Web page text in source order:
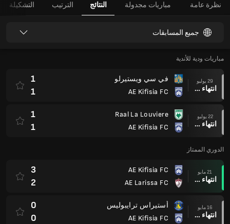
نظرة عامة مباريات مجدولة النتائج الترتيب التشكيلة
جميع المسابقات
مباريات ودية للأندية
29 يوليو
انتهاء وقت المباراة
في سي ويستيرلو
AE Kifisia FC
1
1
22 يوليو
انتهاء وقت المباراة
Raal La Louviere
AE Kifisia FC
1
1
الدوري الممتاز
21 مايو
انتهاء وقت المباراة
AE Kifisia FC
AE Larissa FC
3
2
16 مايو
انتهاء وقت المباراة
أستيراس ترايبوليس
AE Kifisia FC
0
0